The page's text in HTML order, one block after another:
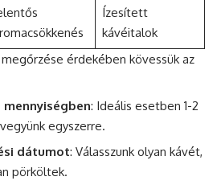
Ízesített
kávéitalok
érdekében kövessük az
: Ideális esetben 1-2
egyszerre.
dátumot: Válasszunk olyan kávét,
pörköltek.